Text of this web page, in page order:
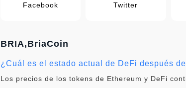
Facebook Twitter
BRIA,BriaCoin
¿Cuál es el estado actual de DeFi después
Los precios de los tokens de Ethereum y DeFi